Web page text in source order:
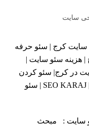
سایت
کرج | سئو حرفه
هزینه سئو سایت |
در کرج| سئو کردن
سایت | بهینه سازی سایت در کرج | SEO KARAJ | سئو
سایت : مبحث